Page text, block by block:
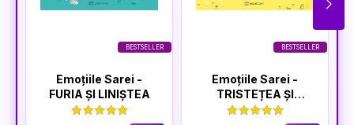
BESTSELLER
Emoțiile Sarei -
FURIA ȘI LINIȘTEA
BESTSELLER
Emoțiile Sarei -
TRISTEȚEA ȘI
BUCURIA